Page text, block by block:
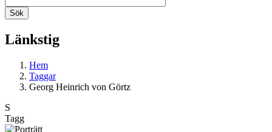
Länkstig
Hem
Taggar
Georg Heinrich von Görtz
S
Tagg